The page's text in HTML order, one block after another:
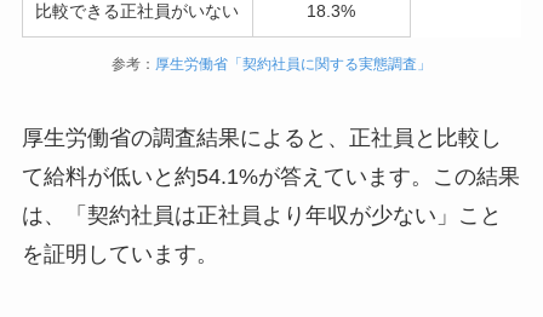
比較できる正社員がいない 18.3%
参考： 厚生労働省「契約社員に関する実態調査」
厚生労働省の調査結果によると、正社員と比較し
て給料が低いと約54.1%が答えています。この結果
は、
「契約社員は正社員より年収が少ない」 こと
を証明しています。